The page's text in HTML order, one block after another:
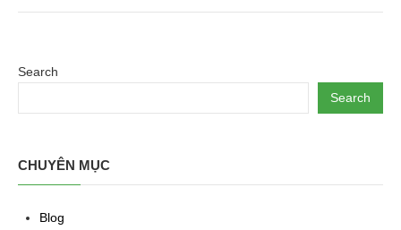
Search
Search
CHUYÊN MỤC
Blog